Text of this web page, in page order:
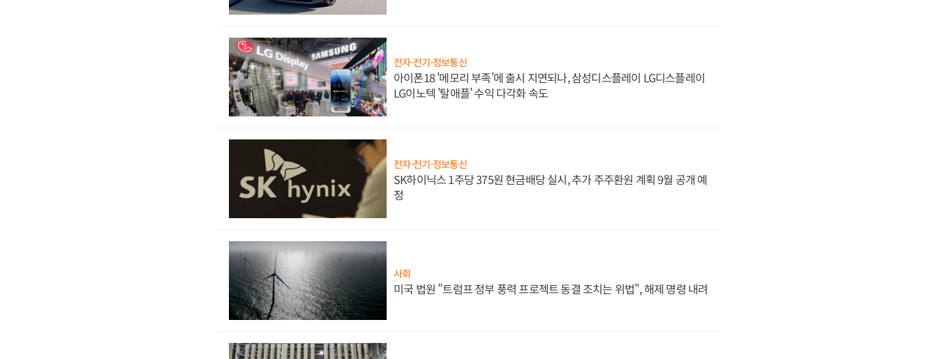
전자·전기·정보통신
아이폰18 '메모리 부족'에 출시 지연되나, 삼성디스플레이 LG디스플레이
LG이노텍 '탈애플' 수익 다각화 속도
전자·전기·정보통신
SK하이닉스 1주당 375원 현금배당 실시, 추가 주주환원 계획 9월 공개 예
정
사회
미국 법원 "트럼프 정부 풍력 프로젝트 동결 조치는 위법", 해제 명령 내려